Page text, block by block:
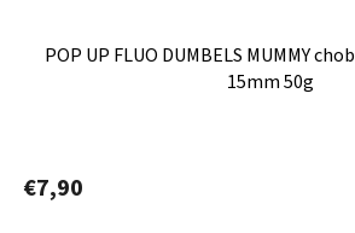
POP UP FLUO DUMBELS MUMMY
15mm 50g
€7,90